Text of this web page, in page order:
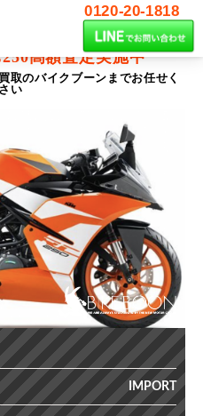
0120-20-1818
高額査定実施中
のバイクブーンまでお任せく
い
IMPORT